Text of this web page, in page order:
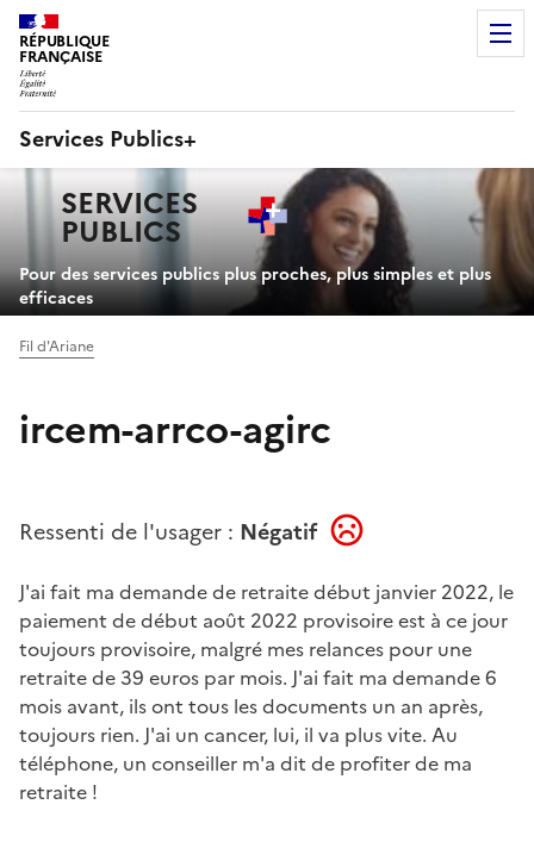
RÉPUBLIQUE
FRANÇAISE
Services Publics+
principaleSERVICES
PUBLICS+
Pour des services publics plus proches, plus simples et plus
efficaces
Fil d'Ariane
ircem-arrco-agirc
Ressenti de l'usager : Négatif
J'ai fait ma demande de retraite début janvier 2022, le
paiement de début août 2022 provisoire est à ce jour
toujours provisoire, malgré mes relances pour une
retraite de 39 euros par mois. J'ai fait ma demande 6
mois avant, ils ont tous les documents un an après,
toujours rien. J'ai un cancer, lui, il va plus vite. Au
téléphone, un conseiller m'a dit de profiter de ma
retraite !